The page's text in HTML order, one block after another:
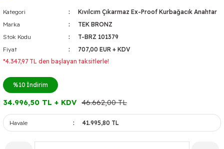
Kategori
Kıvılcım Çıkarmaz Ex-Proof Kurbağacık Anahtar
Marka
TEK BRONZ
Stok Kodu
T-BRZ 101379
Fiyat
707,00 EUR + KDV
*4.347,97 TL den başlayan taksitlerle!
%10 İndirim
34.996,50 TL + KDV 46.662,00 TL
Havale 41.995,80 TL